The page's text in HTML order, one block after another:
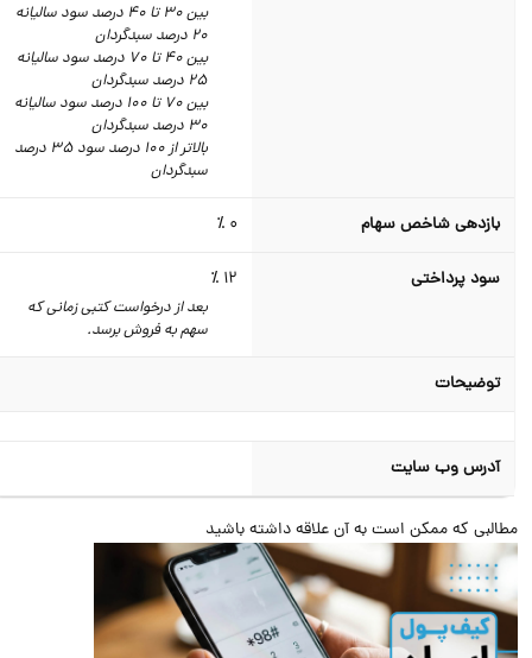
بین 30 تا 40 درصد سود سالیانه
بین 40 تا 70 درصد سود سالیانه
بین 70 تا 100 درصد سود سالیانه
بالاتر از 100 درصد سود 35 درصد
سبدگردان
بازدهی شاخص سهام
سود پرداختی
بعد از درخواست کتبی زمانی که
سهم به فروش برسد.
توضیحات
آدرس وب سایت
که ممکن است به آن علاقه داشته باشید